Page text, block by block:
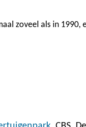
zoveel als in 1990,